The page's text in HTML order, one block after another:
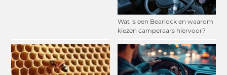
Wat is een Bearlock en waarom
kiezen camperaars hiervoor?